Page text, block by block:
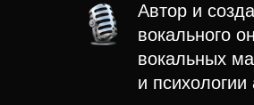
Автор и
вокального
вокальных
и психологии